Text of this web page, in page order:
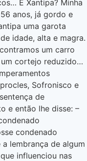
E Xantipa? Minha
anos, já gordo e
uma garota
idade, alta e magra.
um carro
cortejo reduzido…
Sofronisco e
de
e então lhe disse: –
condenado
lembrança de algum
influenciou nas